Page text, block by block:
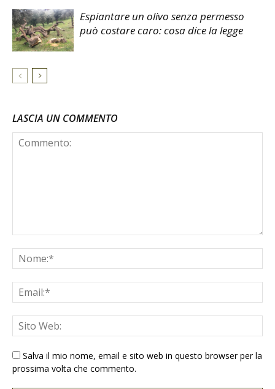
Espiantare un olivo senza permesso
può costare caro: cosa dice la legge
LASCIA UN COMMENTO
Salva il mio nome, email e sito web in questo browser per la
prossima volta che commento.